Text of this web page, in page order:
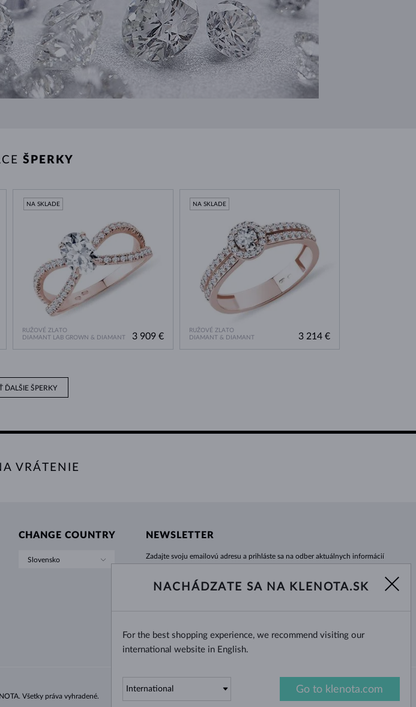
ŠPERKY
RUŽOVÉ ZLATO
DIAMANT LAB GROWN & DIAMANT
NA SKLADE
3 909 €
RUŽOVÉ ZLATO
DIAMANT & DIAMANT
NA SKLADE
3 214 €
ĎALŠIE ŠPERKY
VRÁTENIE
CHANGE COUNTRY
Slovensko
NEWSLETTER
Zadajte svoju emailovú adresu a prihláste sa na odber aktuálnych informácií
Žiadna novinka, akcia či zľava Vám už neunikne!
Áno, chcem dostávať zaujímavé novinky na e-mail.
Všetky práva vyhradené.
NACHÁDZATE SA NA KLENOTA.SK
For the best shopping experience, we recommend visiting our
international website in English.
Go to klenota.com